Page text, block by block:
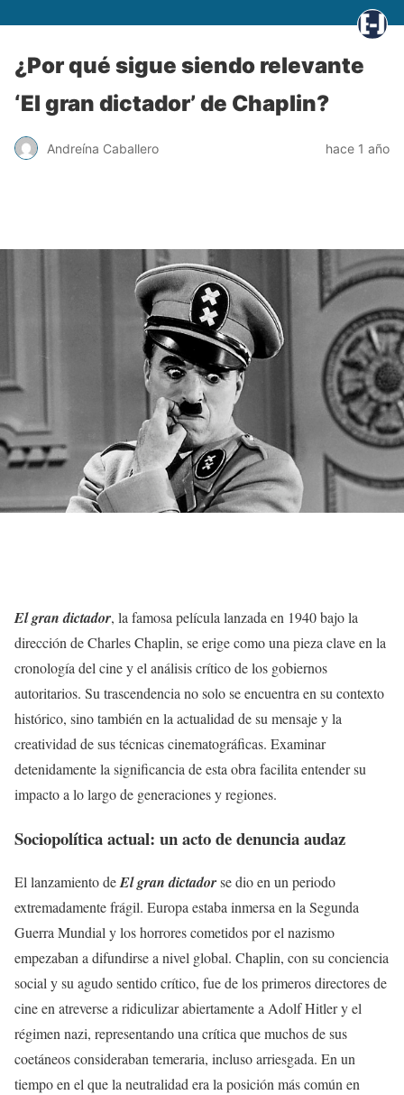
¿Por qué sigue siendo relevante
‘El gran dictador’ de Chaplin?
Andreína Caballero hace 1 año
El gran dictador, la famosa película lanzada en 1940 bajo la
dirección de Charles Chaplin, se erige como una pieza clave en la
cronología del cine y el análisis crítico de los gobiernos
autoritarios. Su trascendencia no solo se encuentra en su contexto
histórico, sino también en la actualidad de su mensaje y la
creatividad de sus técnicas cinematográficas. Examinar
detenidamente la significancia de esta obra facilita entender su
impacto a lo largo de generaciones y regiones.
Sociopolítica actual: un acto de denuncia audaz
El lanzamiento deEl gran dictadorse dio en un periodo
extremadamente frágil. Europa estaba inmersa en la Segunda
Guerra Mundial y los horrores cometidos por el nazismo
empezaban a difundirse a nivel global. Chaplin, con su conciencia
social y su agudo sentido crítico, fue de los primeros directores de
cine en atreverse a ridiculizar abiertamente a Adolf Hitler y el
régimen nazi, representando una crítica que muchos de sus
coetáneos consideraban temeraria, incluso arriesgada. En un
tiempo en el que la neutralidad era la posición más común en